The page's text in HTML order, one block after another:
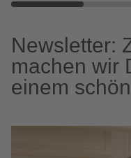
Newsletter:
machen wir
einem